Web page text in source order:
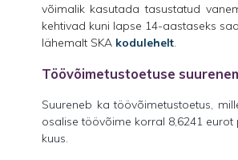
võimalik kasutada tasustatud
kehtivad kuni lapse 14-aastaseks
lähemalt SKA kodulehelt.
Töövõimetustoetuse
Suureneb ka töövõimetustoetus,
osalise töövõime korral 8,6241
kuus.